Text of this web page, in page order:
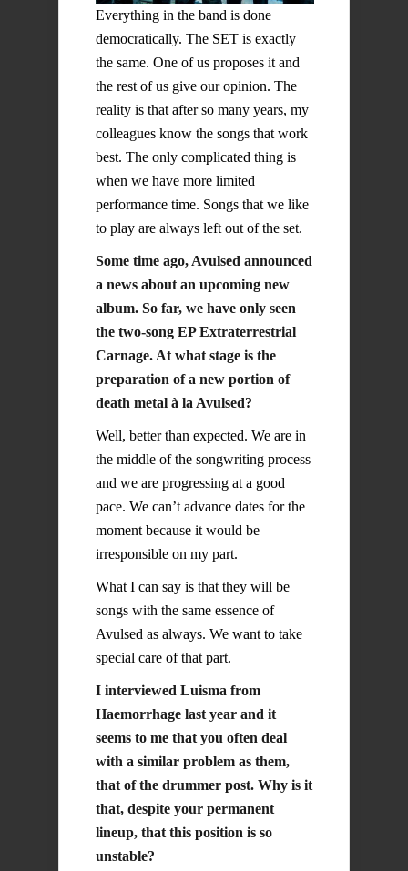
Everything in the band is done
democratically. The SET is exactly
the same. One of us proposes it and
the rest of us give our opinion. The
reality is that after so many years, my
colleagues know the songs that work
best. The only complicated thing is
when we have more limited
performance time. Songs that we like
to play are always left out of the set.
Some time ago, Avulsed announced
a news about an upcoming new
album. So far, we have only seen
the two-song EP Extraterrestrial
Carnage. At what stage is the
preparation of a new portion of
death metal à la Avulsed?
Well, better than expected. We are in
the middle of the songwriting process
and we are progressing at a good
pace. We can’t advance dates for the
moment because it would be
irresponsible on my part.
What I can say is that they will be
songs with the same essence of
Avulsed as always. We want to take
special care of that part.
I interviewed Luisma from
Haemorrhage last year and it
seems to me that you often deal
with a similar problem as them,
that of the drummer post. Why is it
that, despite your permanent
lineup, that this position is so
unstable?